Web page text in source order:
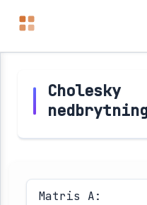
Cholesky
Matris A: